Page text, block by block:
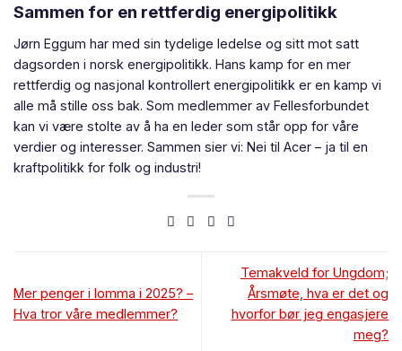
Sammen for en rettferdig energipolitikk
Jørn Eggum har med sin tydelige ledelse og sitt mot satt
dagsorden i norsk energipolitikk. Hans kamp for en mer
rettferdig og nasjonal kontrollert energipolitikk er en kamp vi
alle må stille oss bak. Som medlemmer av Fellesforbundet
kan vi være stolte av å ha en leder som står opp for våre
verdier og interesser. Sammen sier vi: Nei til Acer – ja til en
kraftpolitikk for folk og industri!
Mer penger i lomma i 2025? –
Hva tror våre medlemmer?
Temakveld for Ungdom;
Årsmøte, hva er det og
hvorfor bør jeg engasjere
meg?